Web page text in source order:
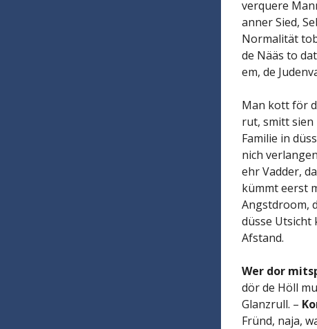
verquere
anner Sied,
Normalität
de Nääs to
em, de
Man kott för
rut, smitt
Familie in
nich
ehr Vadder,
kümmt eerst
Angstdroom,
düsse Utsicht
Afstand.
Wer dor
dör de Höll
Glanzrull. –
Fründ, naja,